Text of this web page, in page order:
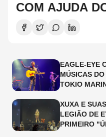
COM AJUDA
EAGLE-EYE
MÚSICAS
TOKIO
XUXA E
LEGIÃO DE
PRIMEIRO